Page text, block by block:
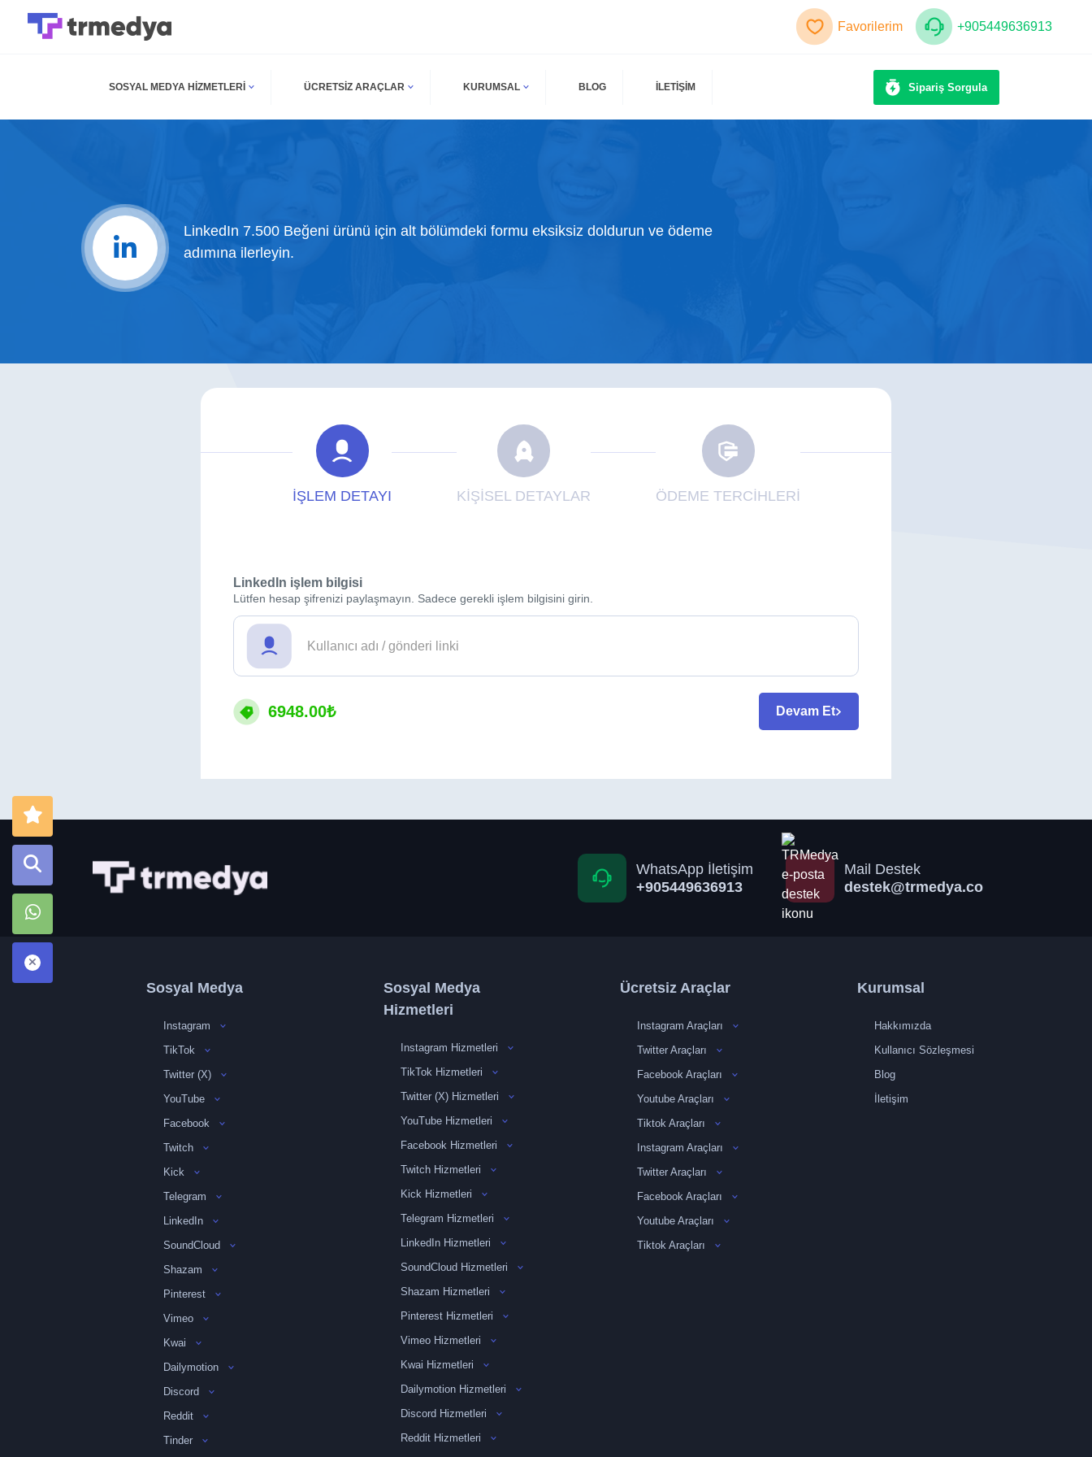
Favorilerim +905449636913
SOSYAL MEDYA HIZMETLERI ÜCRETSIZ ARAÇLAR KURUMSAL BLOG İLETİŞİM Sipariş Sorgula
LinkedIn 7.500 Beğeni ürünü için alt bölümdeki formu eksiksiz doldurun ve ödeme
adımına ilerleyin.
İŞLEM DETAYI KİŞİSEL DETAYLAR ÖDEME TERCİHLERİ
LinkedIn işlem bilgisi
Lütfen hesap şifrenizi paylaşmayın. Sadece gerekli işlem bilgisini girin.
6948.00₺ Devam Et
WhatsApp İletişim
+905449636913
Mail Destek
destek@trmedya.co
Sosyal Medya
Instagram
TikTok
Twitter (X)
YouTube
Facebook
Twitch
Kick
Telegram
LinkedIn
SoundCloud
Shazam
Pinterest
Vimeo
Kwai
Dailymotion
Discord
Reddit
Tinder
Sosyal Medya
Hizmetleri
Instagram Hizmetleri
TikTok Hizmetleri
Twitter (X) Hizmetleri
YouTube Hizmetleri
Facebook Hizmetleri
Twitch Hizmetleri
Kick Hizmetleri
Telegram Hizmetleri
LinkedIn Hizmetleri
SoundCloud Hizmetleri
Shazam Hizmetleri
Pinterest Hizmetleri
Vimeo Hizmetleri
Kwai Hizmetleri
Dailymotion Hizmetleri
Discord Hizmetleri
Reddit Hizmetleri
Ücretsiz Araçlar
Instagram Araçları
Twitter Araçları
Facebook Araçları
Youtube Araçları
Tiktok Araçları
Instagram Araçları
Twitter Araçları
Facebook Araçları
Youtube Araçları
Tiktok Araçları
Kurumsal
Hakkımızda
Kullanıcı Sözleşmesi
Blog
İletişim